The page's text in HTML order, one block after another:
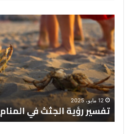
تفسير
رؤية
الجثث
في
المنام
12 مايو، 2025
تفسير رؤية الجثث في المنام